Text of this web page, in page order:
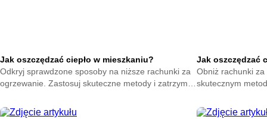
Jak oszczędzać ciepło w mieszkaniu?
Odkryj sprawdzone sposoby na niższe rachunki za
ogrzewanie. Zastosuj skuteczne metody i zatrzymaj
Jak oszczędzać
Obniż rachunki
skutecznym
oszczędzać już